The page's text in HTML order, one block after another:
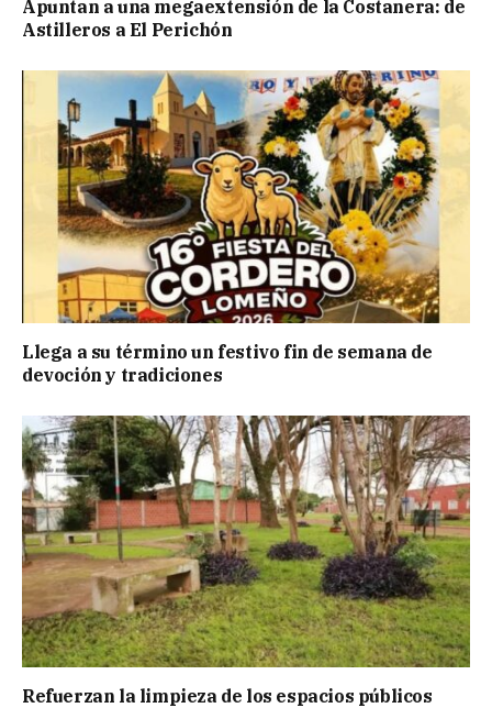
Apuntan a una megaextensión de la Costanera: de
Astilleros a El Perichón
Llega a su término un festivo fin de semana de
devoción y tradiciones
Refuerzan la limpieza de los espacios públicos